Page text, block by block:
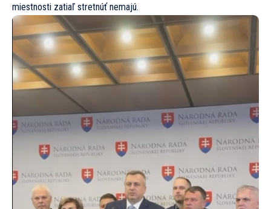
miestnosti zatiaľ stretnúť nemajú.